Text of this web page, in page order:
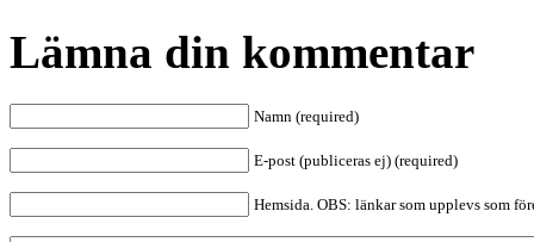
Lämna din kommentar
Namn (required)
E-post (publiceras ej) (required)
Hemsida. OBS: länkar som upplevs som